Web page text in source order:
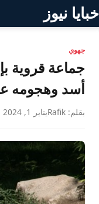
خبايا نيوز
جهوي
جماعة قروية
أسد وهجومه
بقلم: Rafik يناير 1, 2024